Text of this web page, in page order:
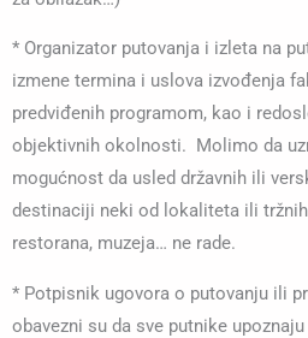
* Organizator putovanja i izleta na
izmene termina i uslova izvođenja
predviđenih programom, kao i
objektivnih okolnosti. Molimo da
mogućnost da usled državnih ili
destinaciji neki od lokaliteta ili
restorana, muzeja… ne rade.
* Potpisnik ugovora o putovanju ili
obavezni su da sve putnike